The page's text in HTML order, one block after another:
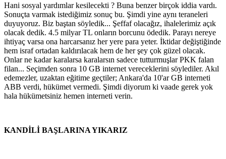
Hani sosyal yardımlar kesilecekti ? Buna benzer birçok iddia vardı.
Sonuçta varmak istediğimiz sonuç bu. Şimdi yine aynı teraneleri
duyuyoruz. Biz baştan söyledik... Şeffaf olacağız, ihalelerimiz açık
olacak dedik. 4.5 milyar TL onların borcunu ödedik. Parayı nereye
ihtiyaç varsa ona harcarsanız her yere para yeter. İktidar değiştiğinde
hem israf ortadan kaldırılacak hem de her şey çok güzel olacak.
Onlar ne kadar karalarsa karalarsın sadece tutturmuşlar PKK falan
filan... Seçimden sonra 10 GB internet vereceklerini söylediler. Akıl
edemezler, uzaktan eğitime geçtiler; Ankara'da 10'ar GB interneti
ABB verdi, hükümet vermedi. Şimdi diyorum ki vaade gerek yok
hala hükümetsiniz hemen interneti verin.
KANDİLİ BAŞLARINA YIKARIZ